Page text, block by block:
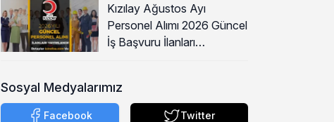
Kızılay Ağustos Ayı
Personel Alımı 2026 Güncel
İş Başvuru İlanları
Sosyal Medyalarımız
Facebook Twitter